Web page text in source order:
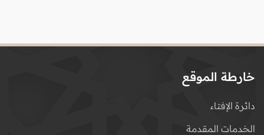
خارطة الموقع
دائرة الإفتاء
الخدمات المقدمة